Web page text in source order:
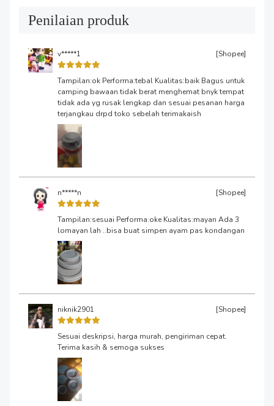
Penilaian produk
v*****1 [Shopee]
Tampilan:ok Performa:tebal Kualitas:baik Bagus untuk
camping bawaan tidak berat menghemat bnyk tempat
tidak ada yg rusak lengkap dan sesuai pesanan harga
terjangkau drpd toko sebelah terimakaish
n*****n [Shopee]
Tampilan:sesuai Performa:oke Kualitas:mayan Ada 3
lomayan lah ..bisa buat simpen ayam pas kondangan
niknik2901 [Shopee]
Sesuai deskripsi, harga murah, pengiriman cepat.
Terima kasih & semoga sukses